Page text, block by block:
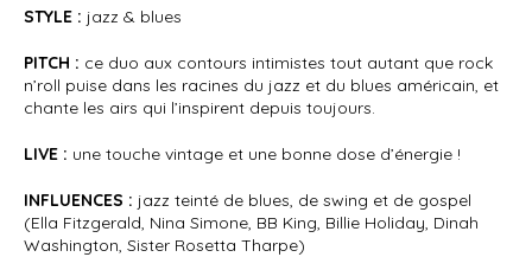
STYLE : jazz & blues
PITCH : ce duo aux contours intimistes tout autant que rock
n’roll puise dans les racines du jazz et du blues américain, et
chante les airs qui l’inspirent depuis toujours.
LIVE : une touche vintage et une bonne dose d’énergie !
INFLUENCES : jazz teinté de blues, de swing et de gospel
(Ella Fitzgerald, Nina Simone, BB King, Billie Holiday, Dinah
Washington, Sister Rosetta Tharpe)